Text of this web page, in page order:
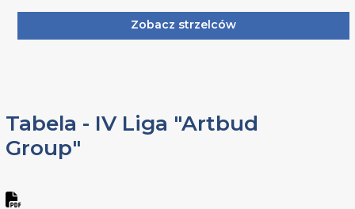
Zobacz strzelców
Tabela - IV Liga "Artbud
Group"